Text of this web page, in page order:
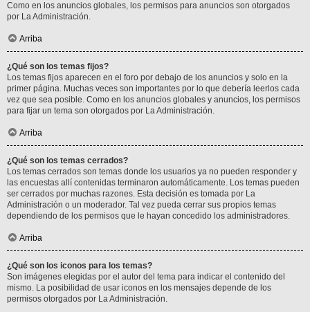
Como en los anuncios globales, los permisos para anuncios son otorgados
por La Administración.
Arriba
¿Qué son los temas fijos?
Los temas fijos aparecen en el foro por debajo de los anuncios y solo en la
primer página. Muchas veces son importantes por lo que debería leerlos cada
vez que sea posible. Como en los anuncios globales y anuncios, los permisos
para fijar un tema son otorgados por La Administración.
Arriba
¿Qué son los temas cerrados?
Los temas cerrados son temas donde los usuarios ya no pueden responder y
las encuestas allí contenidas terminaron automáticamente. Los temas pueden
ser cerrados por muchas razones. Esta decisión es tomada por La
Administración o un moderador. Tal vez pueda cerrar sus propios temas
dependiendo de los permisos que le hayan concedido los administradores.
Arriba
¿Qué son los iconos para los temas?
Son imágenes elegidas por el autor del tema para indicar el contenido del
mismo. La posibilidad de usar iconos en los mensajes depende de los
permisos otorgados por La Administración.